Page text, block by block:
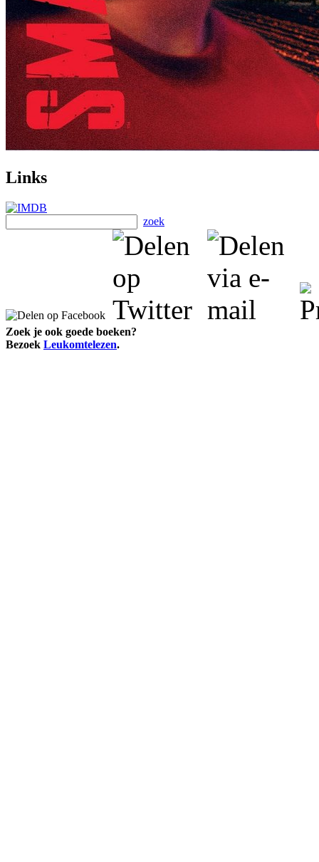
Links
zoek
Zoek je ook goede boeken?
Bezoek Leukomtelezen.